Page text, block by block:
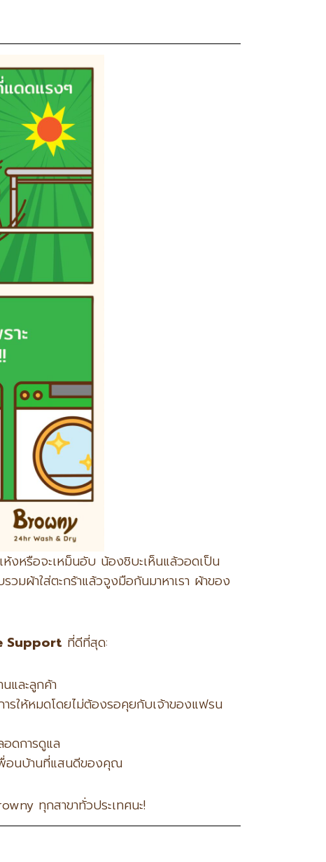
งหรือจะเหม็นอับ น้องชิบะเห็นแล้วอดเป็น
มผ้าใส่ตะกร้าแล้วจูงมือกันมาหาเรา ผ้าของ
Support ที่ดีที่สุด:
และลูกค้า
รให้หมดโดยไม่ต้องรอคุยกับเจ้าของแฟรน
อดการดูแล
พื่อนบ้านที่แสนดีของคุณ
ทุกสาขาทั่วประเทศนะ!